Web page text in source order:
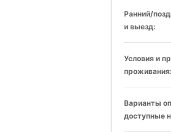
Ранний/
и выезд:
Условия и
проживания:
Варианты
доступные